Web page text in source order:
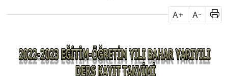
A+ A-